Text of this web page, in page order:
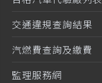
交通違規查詢結果
汽燃費查詢及繳費
監理服務網